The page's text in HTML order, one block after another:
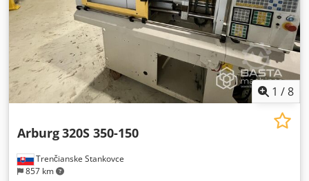
1 /8
Trenčianske Stankovce
857 km
Arburg320S 350-150